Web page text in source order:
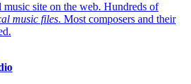
music site on the web. Hundreds of
music files. Most composers and their